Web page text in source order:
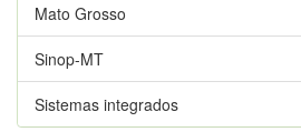
Mato Grosso
Sinop-MT
Sistemas integrados